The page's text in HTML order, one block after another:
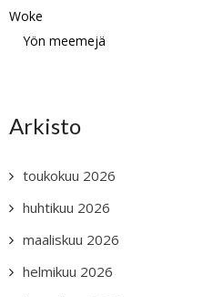
Woke
Yön meemejä
Arkisto
toukokuu 2026
huhtikuu 2026
maaliskuu 2026
helmikuu 2026